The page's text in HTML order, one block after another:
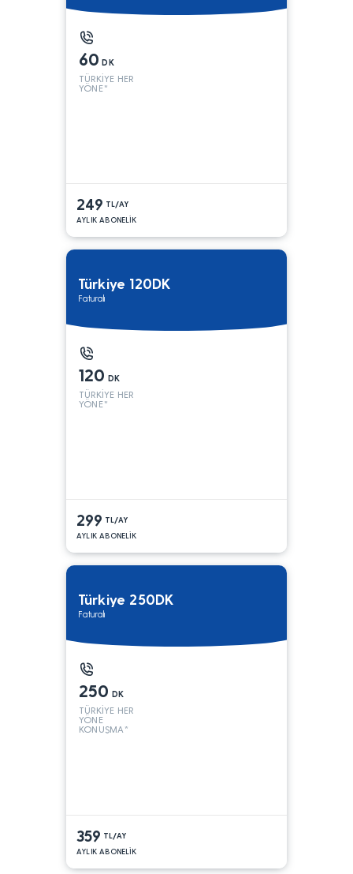
60 DK
TÜRKİYE HER
YÖNE*
249 TL/AY
AYLIK ABONELİK
Türkiye 120DK
Faturalı
120 DK
TÜRKİYE HER
YÖNE*
299 TL/AY
AYLIK ABONELİK
Türkiye 250DK
Faturalı
250 DK
TÜRKİYE HER
YÖNE
KONUŞMA*
359 TL/AY
AYLIK ABONELİK